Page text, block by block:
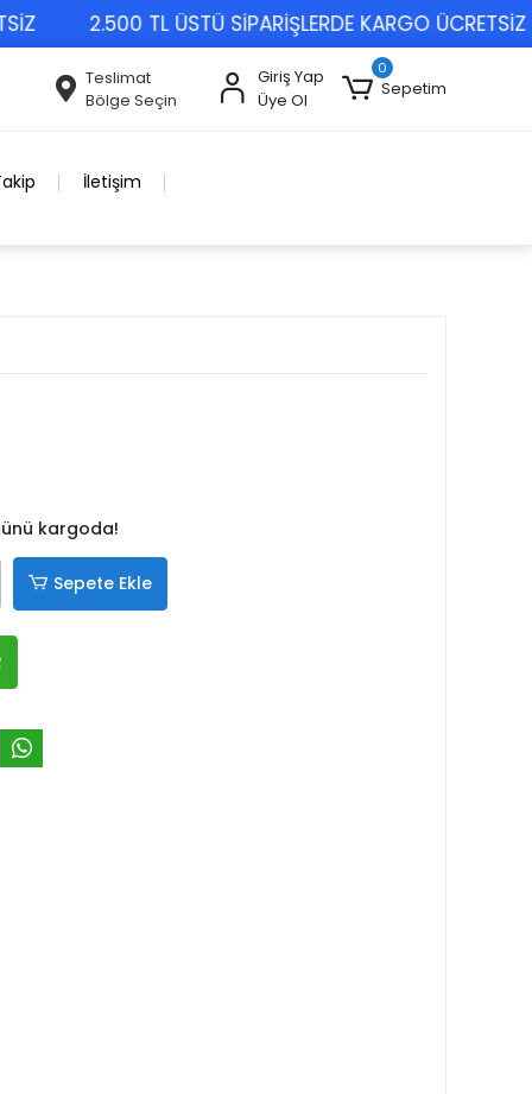
2.500 TL ÜSTÜ SİPARİŞLERDE KARGO ÜCRETSİZ
Teslimat
Bölge Seçin
Giriş Yap
Üye Ol
0
Sepetim
İletişim
kargoda!
Sepete Ekle